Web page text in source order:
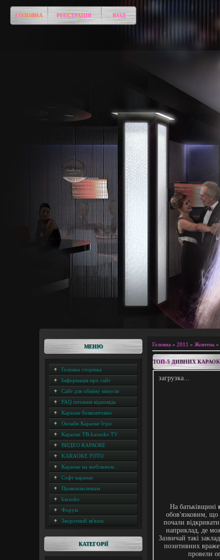
ГОЛОВНА РЕЄСТРАЦІЯ ВХІД
МЕНЮ
Головна сторінка
Інформація про сайт
Сайт для обміну мінусів
FAQ питання відповідь
Караоке безкоштовно
Онлайн Караоке Ігри
Караоке ТВ-karaoke TV
ВИДЕО КАРАОКЕ
KARAOKE FOTO
Караоке на мобільном...
Софт караоке
Правовласникам
karaoke
Форум
Зворотний зв'язок
КАТЕГОРІЇ
Головна » 2011 » Жовтень »
ТОП-5 ДИВНИХ
загрузка...
На батьківщині
обов'язковим, що
почали
наприклад, де
Зазвичай такі
позитивних
провели